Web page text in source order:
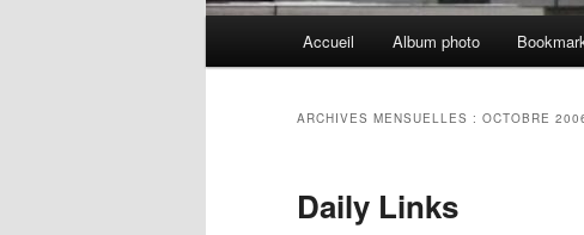
Accueil Album photo
ARCHIVES MENSUELLES : OCTOBRE
Daily Links